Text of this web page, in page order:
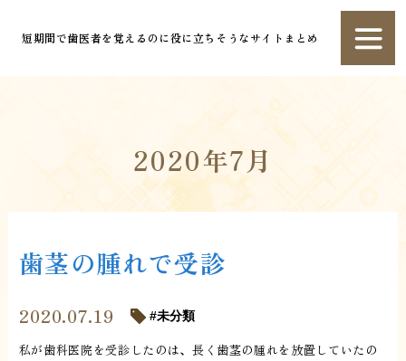
短期間で歯医者を覚えるのに役に立ちそうなサイトまとめ
2020年7月
歯茎の腫れで受診
2020.07.19 未分類
私が歯科医院を受診したのは、長く歯茎の腫れを放置していたの